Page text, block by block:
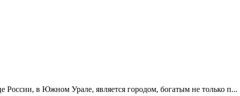
России, в Южном Урале, является городом, богатым не только п...